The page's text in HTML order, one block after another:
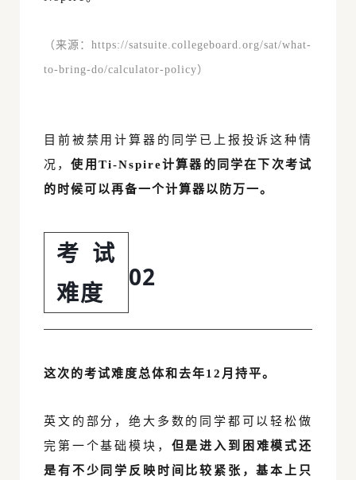
（来源： https://satsuite.collegeboard.org/sat/what-
to-bring-do/calculator-policy）
目前被禁用计算器的同学已上报投诉这种情
况，使用Ti-Nspire计算器的同学在下次考试
的时候可以再备一个计算器以防万一。
考试
难度
02
这次的考试难度总体和去年12月持平。
英文的部分，绝大多数的同学都可以轻松做
完第一个基础模块， 但是进入到困难模式还
是有不少同学反映时间比较紧张，基本上只